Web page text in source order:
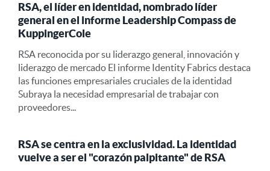
RSA, el líder en identidad, nombrado líder
general en el informe Leadership Compass de
KuppingerCole
RSA reconocida por su liderazgo general, innovación y
liderazgo de mercado El informe Identity Fabrics destaca
las funciones empresariales cruciales de la identidad
Subraya la necesidad empresarial de trabajar con
proveedores...
RSA se centra en la exclusividad. La identidad
vuelve a ser el "corazón palpitante" de RSA